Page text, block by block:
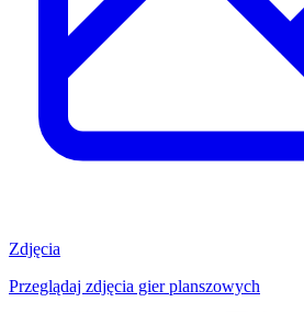
Zdjęcia
Przeglądaj zdjęcia gier planszowych